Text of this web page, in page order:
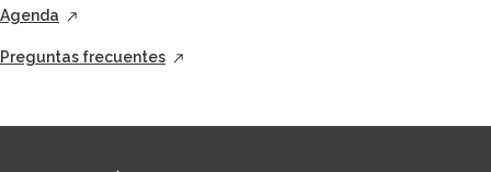
Agenda
Preguntas frecuentes